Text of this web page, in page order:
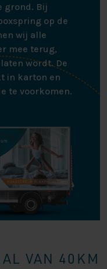
grond. Bij
op de
wij alle
mee terug,
wordt. De
in karton en
te voorkomen.
VAN 40KM